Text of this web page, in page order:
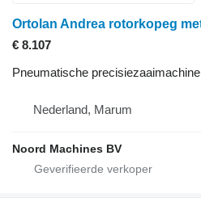
€ 8.107
Pneumatische precisiezaaimachine
Nederland, Marum
Noord Machines BV